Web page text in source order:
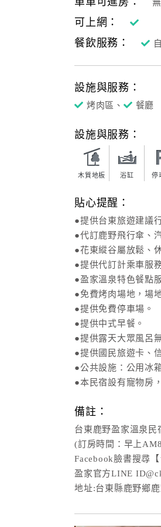
無
可上網：
餐飲服務：
設施與服務：
烤肉區、 餐廳
設施與服務：
木質地板 浴缸 停
貼心提醒：
●提供台東旅遊建議
●代訂鹿野飛行傘、
●花東縱谷屬放鬆、
●提供代訂計乘車服
●盈家溫泉特色餐點
●免費烤肉場地，場
●提供免費停車場。
●提供中式早餐。
●提供露天大眾風呂
●提供國民旅遊卡、
●公共設施：公用冰
●本民宿設有寵物房
備註：
台東鹿野盈家溫泉民
(訂房時間：早上
Facebook臉書搜尋
盈家官方LINE
地址:台東縣鹿野鄉